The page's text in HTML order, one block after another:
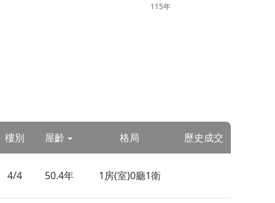
115年
樓別 屋齡 格局 歷史成交
4/4 50.4年 1房(室)0廳1衛